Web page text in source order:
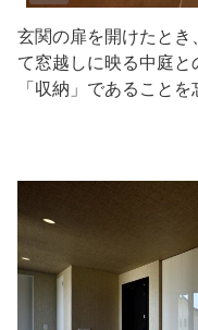
玄関の扉を開けたとき
て窓越しに映る中庭と
「収納」であること